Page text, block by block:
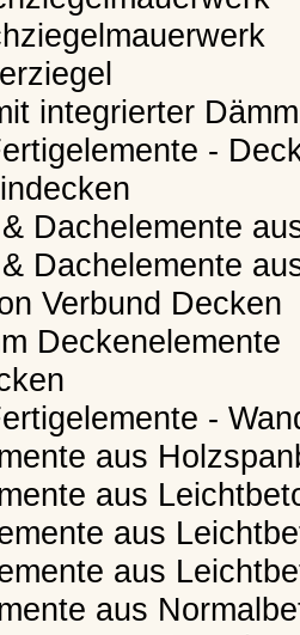
integrierter
-
Dachelemente
Dachelemente
Verbund Decken
Deckenelemente
-
aus
aus
aus
aus
aus